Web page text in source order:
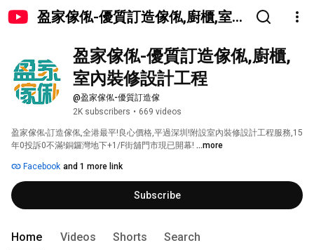
盈家傢俬-優質訂造傢俬,廚櫃,室內
盈家傢俬-優質訂造傢俬,廚櫃,
室內裝修設計工程
@盈家傢俬-優質訂造傢
2K subscribers • 669 videos
盈家傢俬-訂造傢俬,全港最平!良心價格,平過深圳!附設室內裝修設計工程服務,15
年0投訴0不滿!銅鑼灣地下+1/F街舖門市現已開幕! ...more
Facebook and 1 more link
Subscribe
Home Videos Shorts Search